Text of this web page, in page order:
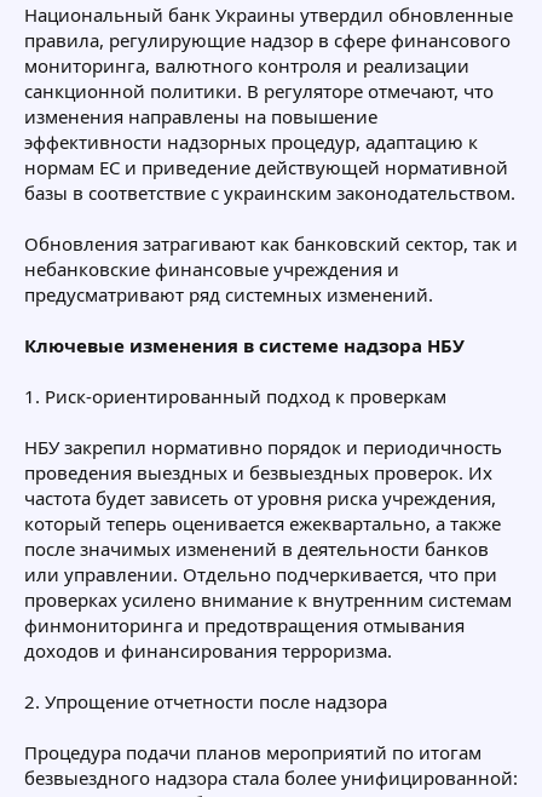
и
я
и
я
и
я
м
ы
а
л
а
Национальный банк Украины утвердил обновленные
правила, регулирующие надзор в сфере финансового
мониторинга, валютного контроля и реализации
санкционной политики. В регуляторе отмечают, что
изменения направлены на повышение
эффективности надзорных процедур, адаптацию к
нормам ЕС и приведение действующей нормативной
базы в соответствие с украинским законодательством.
Обновления затрагивают как банковский сектор, так и
небанковские финансовые учреждения и
предусматривают ряд системных изменений.
Ключевые изменения в системе надзора НБУ
1. Риск-ориентированный подход к проверкам
НБУ закрепил нормативно порядок и периодичность
проведения выездных и безвыездных проверок. Их
частота будет зависеть от уровня риска учреждения,
который теперь оценивается ежеквартально, а также
после значимых изменений в деятельности банков
или управлении. Отдельно подчеркивается, что при
проверках усилено внимание к внутренним системам
финмониторинга и предотвращения отмывания
доходов и финансирования терроризма.
2. Упрощение отчетности после надзора
Процедура подачи планов мероприятий по итогам
безвыездного надзора стала более унифицированной: